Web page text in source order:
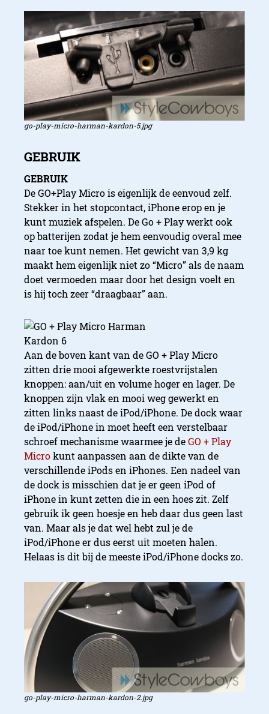
go-play-micro-harman-kardon-5.jpg
GEBRUIK
De GO+Play Micro is eigenlijk de eenvoud zelf.
Stekker in het stopcontact, iPhone erop en je
kunt muziek afspelen. De Go + Play werkt ook
op batterijen zodat je hem eenvoudig overal mee
naar toe kunt nemen. Het gewicht van 3,9 kg
maakt hem eigenlijk niet zo “Micro” als de naam
doet vermoeden maar door het design voelt en
is hij toch zeer “draagbaar” aan.
Aan de boven kant van de GO + Play Micro
zitten drie mooi afgewerkte roestvrijstalen
knoppen: aan/uit en volume hoger en lager. De
knoppen zijn vlak en mooi weg gewerkt en
zitten links naast de iPod/iPhone. De dock waar
de iPod/iPhone in moet heeft een verstelbaar
schroef mechanisme waarmee je deGO + Play
Microkunt aanpassen aan de dikte van de
verschillende iPods en iPhones. Een nadeel van
de dock is misschien dat je er geen iPod of
iPhone in kunt zetten die in een hoes zit. Zelf
gebruik ik geen hoesje en heb daar dus geen last
van. Maar als je dat wel hebt zul je de
iPod/iPhone er dus eerst uit moeten halen.
Helaas is dit bij de meeste iPod/iPhone docks zo.
go-play-micro-harman-kardon-2.jpg